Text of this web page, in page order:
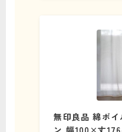
無印良品 綿ボイ